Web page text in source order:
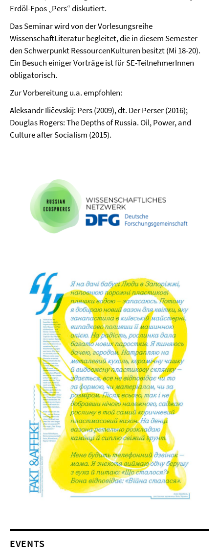
Erdöl-Epos „Pers“ diskutiert.
Das Seminar wird von der Vorlesungsreihe
WissenschaftLiteratur begleitet, die in diesem Semester
den Schwerpunkt RessourcenKulturen besitzt (Mi 18-20).
Ein Besuch einiger Vorträge ist für SE-TeilnehmerInnen
obligatorisch.
Zur Vorbereitung u.a. empfohlen:
Aleksandr Iličevskij: Pers (2009), dt. Der Perser (2016);
Douglas Rogers: The Depths of Russia. Oil, Power, and
Culture after Socialism (2015).
EVENTS